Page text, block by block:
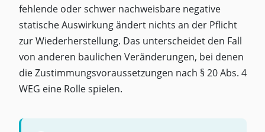
fehlende oder schwer nachweisbare negative
statische Auswirkung ändert nichts an der Pflicht
zur Wiederherstellung. Das unterscheidet den Fall
von anderen baulichen Veränderungen, bei denen
die Zustimmungsvoraussetzungen nach § 20 Abs. 4
WEG eine Rolle spielen.